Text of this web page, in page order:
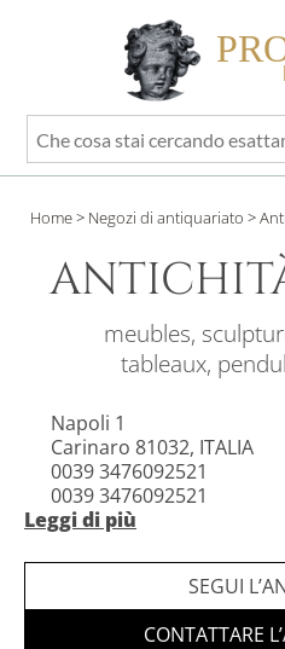
Che
cosa
cercando
Home> Negozi di antiquariato >
meubles,
tableaux,
Napoli 1
Carinaro 81032, ITALIA
0039 3476092521
0039 3476092521
Leggi di più
Orario:
SEGUI
CONTATTARE